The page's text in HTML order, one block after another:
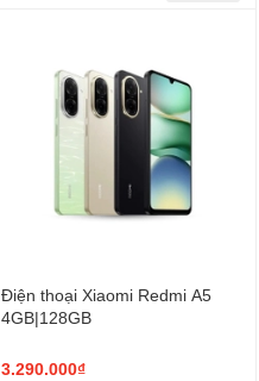
Điện thoại Xiaomi Redmi A5
4GB|128GB
3.290.000₫